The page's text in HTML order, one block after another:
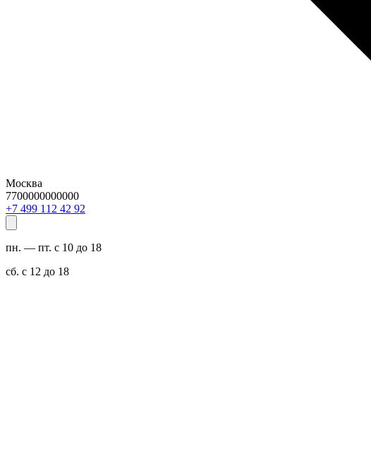
Москва
7700000000000
29 24 211 994 7+
пн. — пт. с 10 до 18
сб. с 12 до 18